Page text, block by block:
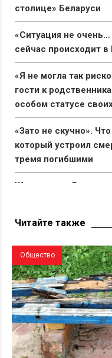
столице» Беларуси
«Ситуация не очень…
сейчас происходит
«Я не могла так
гости к
особом статусе
«Зато не скучно».
который устроил
тремя погибшими
Жительница Ракова
Читайте также
Общество